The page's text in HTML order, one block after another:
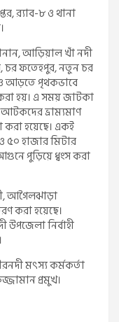
র‍্যাব-৮ ও থানা
আড়িয়াল খাঁ নদী
চর ফতেহপুর, নতুন চর
আড়তে পৃথকভাবে
হয়। এ সময় জাটকা
ভ্রাম্যমাণ
হয়েছে। একই
৫০ হাজার মিটার
পুড়িয়ে ধ্বংস করা
আগৈলঝাড়া
করা হয়েছে।
নির্বাহী
মৎস্য কর্মকর্তা
প্রমুখ।